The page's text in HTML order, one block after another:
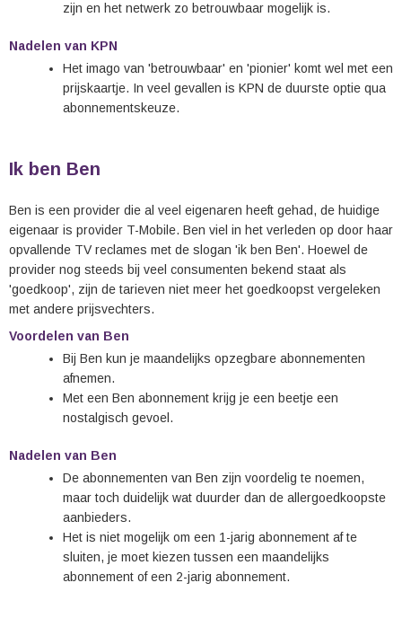
zijn en het netwerk zo betrouwbaar mogelijk is.
Nadelen van KPN
Het imago van 'betrouwbaar' en 'pionier' komt wel met een
prijskaartje. In veel gevallen is KPN de duurste optie qua
abonnementskeuze.
Ik ben Ben
Ben is een provider die al veel eigenaren heeft gehad, de huidige
eigenaar is provider T-Mobile. Ben viel in het verleden op door haar
opvallende TV reclames met de slogan 'ik ben Ben'. Hoewel de
provider nog steeds bij veel consumenten bekend staat als
'goedkoop', zijn de tarieven niet meer het goedkoopst vergeleken
met andere prijsvechters.
Voordelen van Ben
Bij Ben kun je maandelijks opzegbare abonnementen
afnemen.
Met een Ben abonnement krijg je een beetje een
nostalgisch gevoel.
Nadelen van Ben
De abonnementen van Ben zijn voordelig te noemen,
maar toch duidelijk wat duurder dan de allergoedkoopste
aanbieders.
Het is niet mogelijk om een 1-jarig abonnement af te
sluiten, je moet kiezen tussen een maandelijks
abonnement of een 2-jarig abonnement.